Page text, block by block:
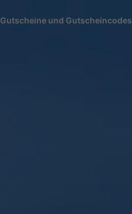
Gutscheine und Gutscheincodes